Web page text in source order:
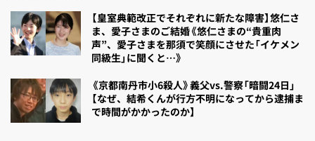
【皇室典範改正でそれぞれに新たな障害】悠仁さ
ま、愛子さまのご結婚《悠仁さまの“貴重肉
声”、愛子さまを那須で笑顔にさせた「イケメン
同級生」に聞くと…》
《京都南丹市小6殺人》義父vs.警察「暗闘24日」
【なぜ、結希くんが行方不明になってから逮捕ま
で時間がかかったのか】